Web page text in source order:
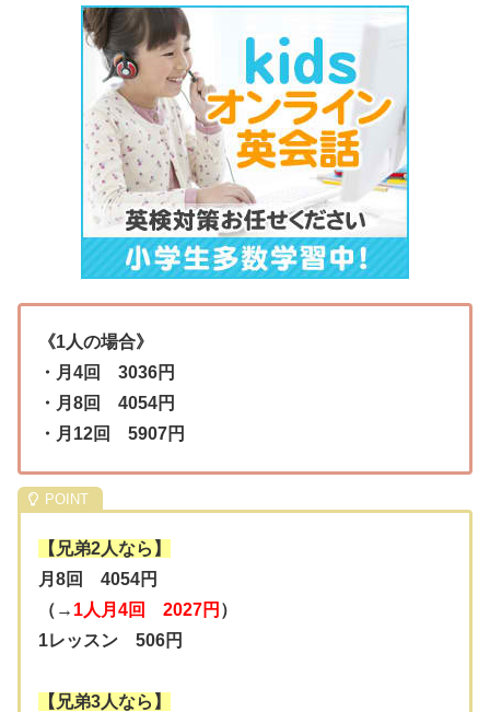
《1人の場合》
・月4回 3036円
・月8回 4054円
・月12回 5907円
【兄弟2人なら】
月8回 4054円
（→ 1人月4回 2027円 ）
1レッスン 506円
【兄弟3人なら】